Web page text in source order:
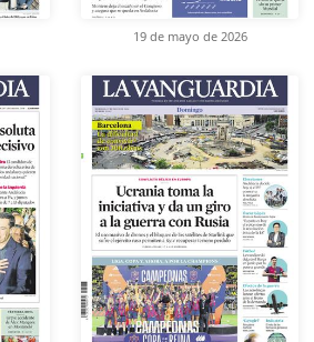
19 de mayo de 2026